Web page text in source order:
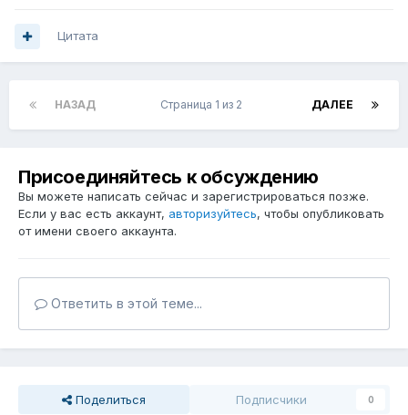
Цитата
НАЗАД ДАЛЕЕ
Страница 1 из 2
Присоединяйтесь к обсуждению
Вы можете написать сейчас и зарегистрироваться позже.
Если у вас есть аккаунт, авторизуйтесь, чтобы опубликовать
от имени своего аккаунта.
Ответить в этой теме...
Поделиться Подписчики 0